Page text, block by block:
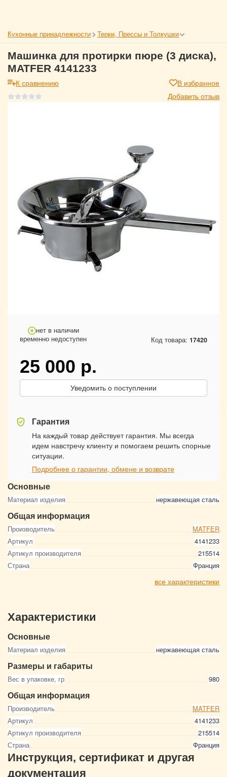
Кухонные принадлежности Терки, Прессы и Толкушки
Машинка для протирки пюре (3 диска),
MATFER 4141233
К сравнению
В избранное
Добавить отзыв
Основные
Материал изделия нержавеющая сталь
Общая информация
Производитель
MATFER
Артикул
4141233
Артикул производителя
215514
Страна
Франция
все характеристики
нет в наличии
временно недоступен
Код товара: 17420
25 000 р.
Уведомить о поступлении
Гарантия
На каждый товар действует гарантия. Мы всегда
идем навстречу клиенту и помогаем решить спорные
ситуации.
Подробнее о гарантии, обмене и возврате
Характеристики
Основные
Материал изделия нержавеющая сталь
Размеры и габариты
Вес в упаковке, гр 980
Общая информация
Производитель
MATFER
Артикул
4141233
Артикул производителя
215514
Страна
Франция
Инструкция, сертификат и другая
документация